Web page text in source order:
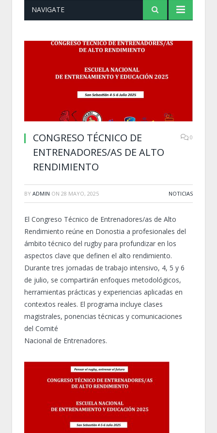
NAVIGATE
CONGRESO TÉCNICO DE
ENTRENADORES/AS DE ALTO
RENDIMIENTO
0
BY ADMIN ON 28 MAYO, 2025 NOTICIAS
El Congreso Técnico de Entrenadores/as de Alto
Rendimiento reúne en Donostia a profesionales del
ámbito técnico del rugby para profundizar en los
aspectos clave que definen el alto rendimiento.
Durante tres jornadas de trabajo intensivo, 4, 5 y 6
de julio, se compartirán enfoques metodológicos,
herramientas prácticas y experiencias aplicadas en
contextos reales. El programa incluye clases
magistrales, ponencias técnicas y comunicaciones
del Comité
Nacional de Entrenadores.